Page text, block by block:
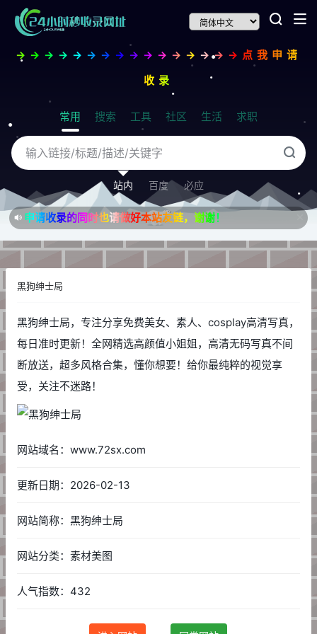
→→→→→→→→→→→→→→→→点我申请
收录
常用 搜索 工具 社区 生活 求职
站内 百度 必应
申请收录的同时也请做好本站友链，谢谢！
黑狗绅士局
黑狗绅士局，专注分享免费美女、素人、cosplay高清写真，
每日准时更新！全网精选高颜值小姐姐，高清无码写真不间
断放送，超多风格合集，懂你想要！给你最纯粹的视觉享
受，关注不迷路！
网站域名：www.72sx.com
更新日期：2026-02-13
网站简称：黑狗绅士局
网站分类：素材美图
人气指数：432